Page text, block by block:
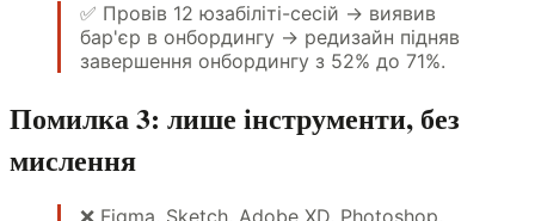
✅ Провів 12 юзабіліті-сесій → виявив
бар'єр в онбордингу → редизайн підняв
завершення онбордингу з 52% до 71%.
Помилка 3: лише інструменти, без
мислення